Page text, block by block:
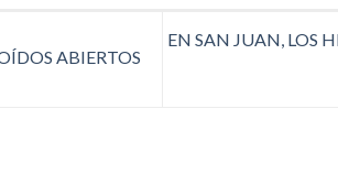
ABIERTOS
EN SAN JUAN, LOS